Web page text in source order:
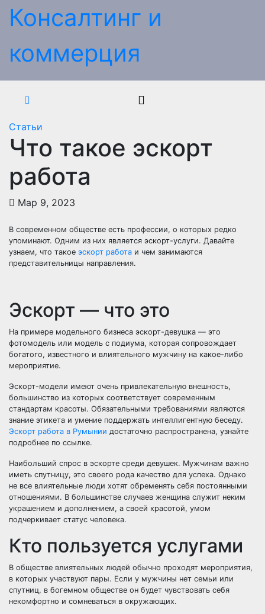
Перейти
Консалтинг и
коммерция
Статьи
Что такое эскорт
работа
Мар 9, 2023
В современном обществе есть профессии, о которых редко
упоминают. Одним из них является эскорт-услуги. Давайте
узнаем, что такое эскорт работа и чем занимаются
представительницы направления.
Эскорт — что это
На примере модельного бизнеса эскорт-девушка — это
фотомодель или модель с подиума, которая сопровождает
богатого, известного и влиятельного мужчину на какое-либо
мероприятие.
Эскорт-модели имеют очень привлекательную внешность,
большинство из которых соответствует современным
стандартам красоты. Обязательными требованиями являются
знание этикета и умение поддержать интеллигентную беседу.
Эскорт работа в Румынии достаточно распространена, узнайте
подробнее по ссылке.
Наибольший спрос в эскорте среди девушек. Мужчинам важно
иметь спутницу, это своего рода качество для успеха. Однако
не все влиятельные люди хотят обременять себя постоянными
отношениями. В большинстве случаев женщина служит неким
украшением и дополнением, а своей красотой, умом
подчеркивает статус человека.
Кто пользуется услугами
В обществе влиятельных людей обычно проходят мероприятия,
в которых участвуют пары. Если у мужчины нет семьи или
спутниц, в богемном обществе он будет чувствовать себя
некомфортно и сомневаться в окружающих.